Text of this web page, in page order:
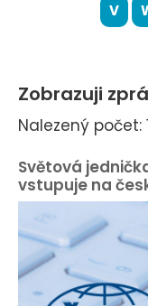
V
Zobrazuji
Nalezený počet:
Světová
vstupuje na